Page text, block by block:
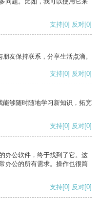
支持[0] 反对[0]
友保持联系，分享生活点滴。
支持[0] 反对[0]
够随时随地学习新知识，拓宽
支持[0] 反对[0]
办公软件，终于找到了它。这
办公的所有需求。操作也很简
支持[0] 反对[0]